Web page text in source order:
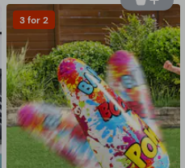
3 for 2